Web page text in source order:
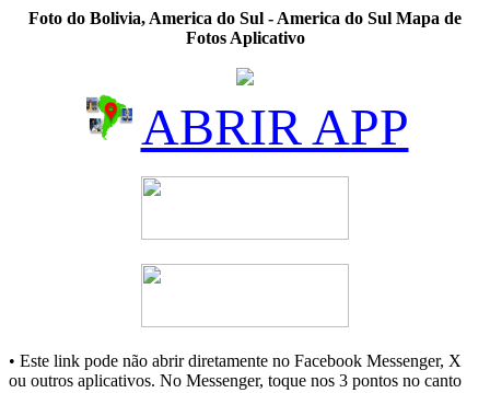
Foto do Bolivia, America do Sul - America do Sul Mapa de
Fotos Aplicativo
ABRIR APP
• Este link pode não abrir diretamente no Facebook Messenger, X
ou outros aplicativos. No Messenger, toque nos 3 pontos no canto